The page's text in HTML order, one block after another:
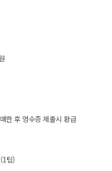
한 후 영수증 제출시 환급
팀)